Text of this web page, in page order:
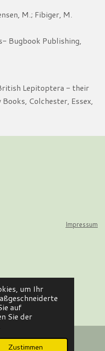
um Ihr
auf
Sie der
Zustimmen
M.; Fibiger, M.
Bugbook Publishing,
Lepitoptera - their
Colchester, Essex,
Impressum